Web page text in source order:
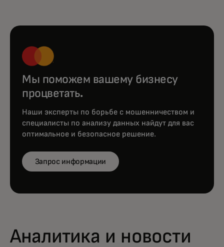
противодействию мошенничеству
Мы поможем вашему бизнесу
процветать.
Наши эксперты по борьбе с мошенничеством и
специалисты по анализу данных найдут для вас
оптимальное и безопасное решение.
Запрос информации
Аналитика и новости